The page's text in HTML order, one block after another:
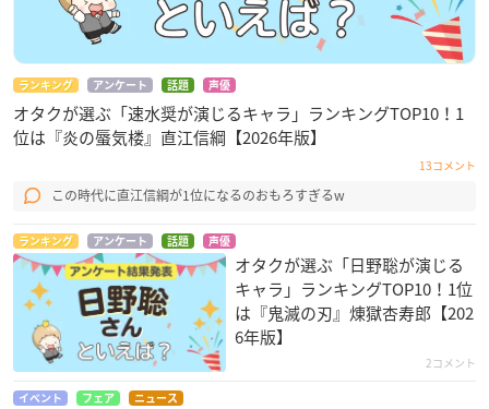
ランキング アンケート 話題 声優
オタクが選ぶ「速水奨が演じるキャラ」ランキングTOP10！1
位は『炎の蜃気楼』直江信綱【2026年版】
13コメント
この時代に直江信綱が1位になるのおもろすぎるw
ランキング アンケート 話題 声優
オタクが選ぶ「日野聡が演じる
キャラ」ランキングTOP10！1位
は『鬼滅の刃』煉󠄁獄杏寿郎【202
6年版】
2コメント
イベント フェア ニュース